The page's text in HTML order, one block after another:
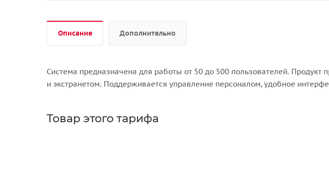
Описание Дополнительно
Система предназначена для работы от 50 до 500 пользователей. Продукт
и экстранетом. Поддерживается управление персоналом, удобное
Товар этого тарифа